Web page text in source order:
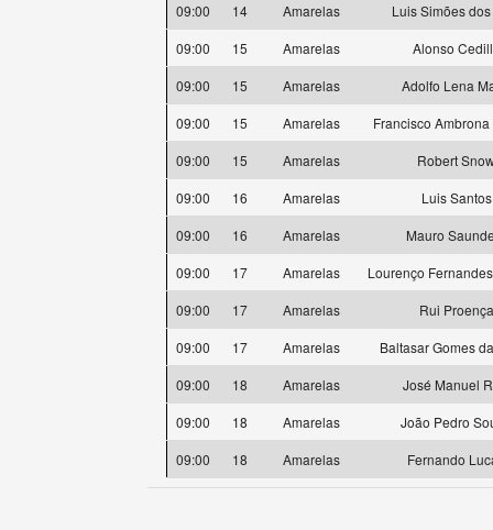
09:00
14 Amarelas
Luis Simões
09:00
15 Amarelas
Alonso
09:00
15 Amarelas
Adolfo Lena
09:00
15 Amarelas
Francisco
09:00
15 Amarelas
Robert
09:00
16 Amarelas
Luis Santos
09:00
16 Amarelas
Mauro
09:00
17 Amarelas
Lourenço
09:00
17 Amarelas
Rui Proença
09:00
17 Amarelas
Baltasar Gomes
09:00
18 Amarelas
José Manuel
09:00
18 Amarelas
João Pedro
09:00
18 Amarelas Fernando